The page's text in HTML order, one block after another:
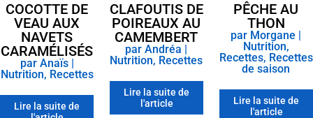
COCOTTE DE
VEAU AUX
NAVETS
CARAMÉLISÉS
par Anaïs|
Nutrition, Recettes
Lire la suite de
CLAFOUTIS DE
POIREAUX AU
CAMEMBERT
parAndréa |
Nutrition, Recettes
Lire la suite de
l'article
PÊCHE AU
THON
par Morgane |
Nutrition,
Recettes, Recettes
de saison
Lire la suite de
l'article